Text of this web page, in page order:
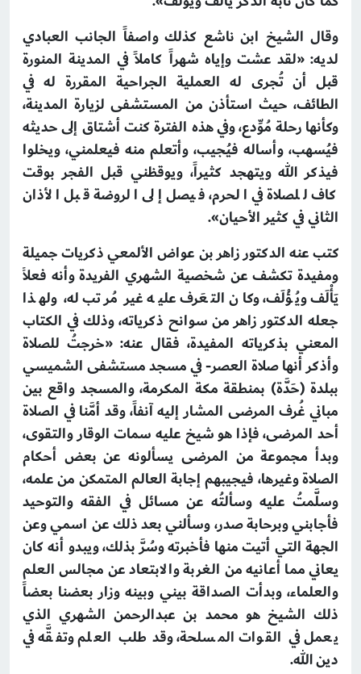
وقال الشيخ ابن ناشع كذلك واصفاً الجانب العبادي
لديه: «لقد عشت وإياه شهراً كاملاً في المدينة المنورة
قبل أن تُجرى له العملية الجراحية المقررة له في
الطائف، حيث استأذن من المستشفى لزيارة المدينة،
وكأنها رحلة مُوِّدع، وفي هذه الفترة كنت أشتاق إلى حديثه
فيُسهب، وأساله فيُجيب، وأتعلم منه فيعلمني، ويخلوا
فيذكر الله ويتهجد كثيراً، ويوقظني قبل الفجر بوقت
كاف للصلاة في الحرم، فيصل إلى الروضة قبل الأذان
الثاني في كثير الأحيان».
كتب عنه الدكتور زاهر بن عواض الألمعي ذكريات جميلة
ومفيدة تكشف عن شخصية الشهري الفريدة وأنه فعلاً
يَأْلَف ويُؤْلَف، وكان التعَرف عليه غير مُرتب له، ولهذا
جعله الدكتور زاهر من سوانح ذكرياته، وذلك في الكتاب
المعني بذكرياته المفيدة، فقال عنه: «خرجتُ للصلاة
وأذكر أنها صلاة العصر- في مسجد مستشفى الشميسي
ببلدة (حَدَّة) بمنطقة مكة المكرمة، والمسجد واقع بين
مباني غُرف المرضى المشار إليه آنفاً، وقد أمَّنا في الصلاة
أحد المرضى، فإذا هو شيخ عليه سمات الوقار والتقوى،
وبدأ مجموعة من المرضى يسألونه عن بعض أحكام
الصلاة وغيرها، فيجيبهم إجابة العالم المتمكن من علمه،
وسلَّمتُ عليه وسألتُه عن مسائل في الفقه والتوحيد
فأجابني وبرحابة صدر، وسألني بعد ذلك عن اسمي وعن
الجهة التي أتيت منها فأخبرته وسُرَّ بذلك، ويبدو أنه كان
يعاني مما أعانيه من الغربة والابتعاد عن مجالس العلم
والعلماء، وبدأت الصداقة بيني وبينه وزار بعضنا بعضاً
ذلك الشيخ هو محمد بن عبدالرحمن الشهري الذي
يعمل في القوات المسلحة، وقد طلب العلم وتفقَّه في
دين الله.